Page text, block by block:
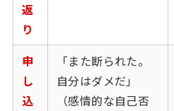
返
り
申
し
込
「また断られた。
自分はダメだ」
（感情的な自己否